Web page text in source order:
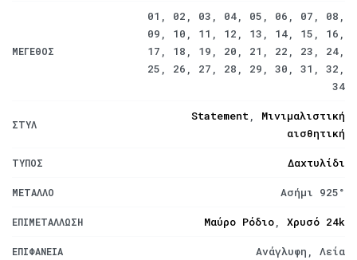
ΜΈΓΕΘΟΣ
01, 02, 03, 04, 05, 06, 07, 08,
09, 10, 11, 12, 13, 14, 15, 16,
17, 18, 19, 20, 21, 22, 23, 24,
25, 26, 27, 28, 29, 30, 31, 32,
34
ΣΤΥΛ
Statement, Μινιμαλιστική
αισθητική
ΤΎΠΟΣ Δαχτυλίδι
ΜΈΤΑΛΛΟ Ασήμι 925°
ΕΠΙΜΕΤΆΛΛΩΣΗ Μαύρο Ρόδιο, Χρυσό 24k
ΕΠΙΦΆΝΕΙΑ Ανάγλυφη, Λεία